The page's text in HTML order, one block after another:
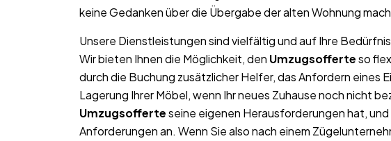
keine Gedanken über die Übergabe der alten Wohnung
Unsere Dienstleistungen sind vielfältig und auf Ihre
Wir bieten Ihnen die Möglichkeit, den Umzugsofferteso
durch die Buchung zusätzlicher Helfer, das Anfordern eines
Lagerung Ihrer Möbel, wenn Ihr neues Zuhause noch nicht
Umzugsofferteseine eigenen Herausforderungen hat,
Anforderungen an. Wenn Sie also nach einem